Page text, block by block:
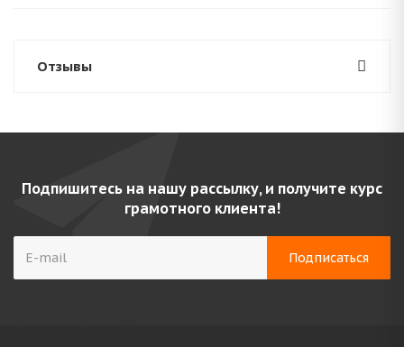
Отзывы
Подпишитесь на нашу рассылку, и получите курс
грамотного клиента!